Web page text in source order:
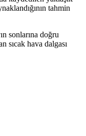
tahmin
sonlarına doğru
sıcak hava dalgası